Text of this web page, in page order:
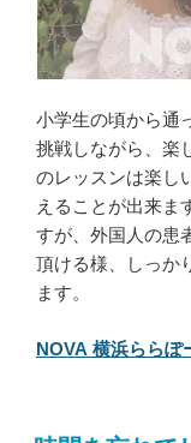
小学生の頃から通
挑戦しながら、楽
のレッスンは楽し
えることが出来ま
すが、外国人の患
頂ける様、しっか
ます。
NOVA 横浜ららぽ